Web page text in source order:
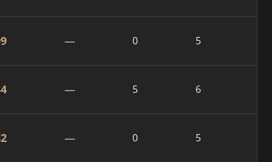
— 0 5
— 5 6
— 0 5